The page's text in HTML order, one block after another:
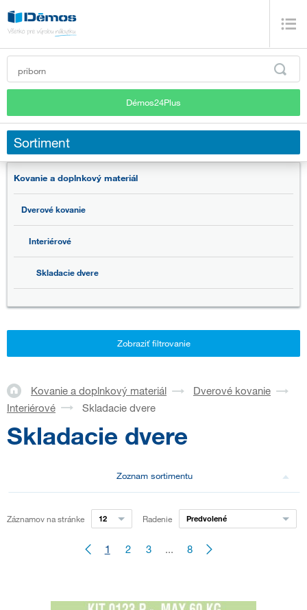
Démos24Plus
Sortiment
Kovanie a doplnkový materiál
Dverové kovanie
Interiérové
Skladacie dvere
Zobraziť filtrovanie
Kovanie a doplnkový materiál
Dverové kovanie
Interiérové
Skladacie dvere
Skladacie dvere
Zoznam sortimentu
Záznamov na stránke 12 Radenie Predvolené
1 2 3 ... 8